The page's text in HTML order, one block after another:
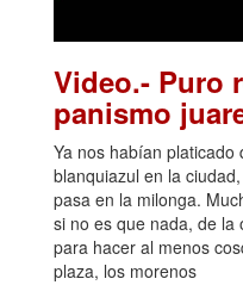
Video.- Puro
panismo
Ya nos habían platicado
blanquiazul en la
pasa en la milonga.
si no es que nada, de la
para hacer al menos
plaza, los morenos